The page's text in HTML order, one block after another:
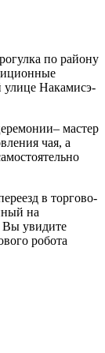
по району
улице Накамисэ-
мастер
чая, а
в торгово-
на
Вы увидите
робота